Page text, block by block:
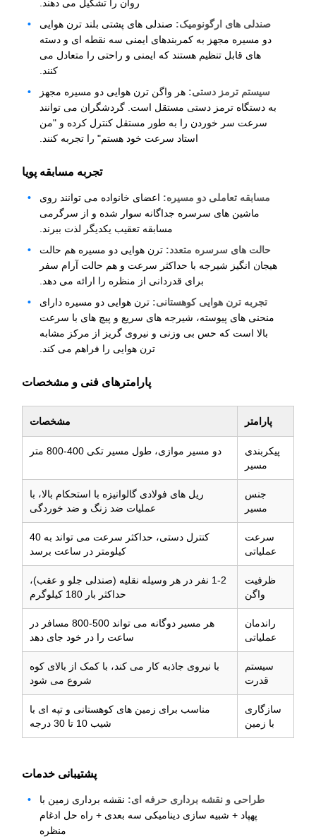
روان را تشکیل می دهند.
صندلی های ارگونومیک: صندلی های پشتی بلند ترن هوایی
دو مسیره مجهز به کمربندهای ایمنی سه نقطه ای و دسته
های قابل تنظیم هستند که ایمنی و راحتی را متعادل می
کنند.
سیستم ترمز دستی: هر واگن ترن هوایی دو مسیره مجهز
به دستگاه ترمز دستی مستقل است. گردشگران می توانند
سرعت سر خوردن را به طور مستقل کنترل کرده و "من
استاد سرعت خود هستم" را تجربه کنند.
تجربه مسابقه پویا
مسابقه تعاملی دو مسیره: اعضای خانواده می توانند روی
ماشین های سرسره جداگانه سوار شده و از سرگرمی
مسابقه تعقیب یکدیگر لذت ببرند.
حالت های سرسره متعدد: ترن هوایی دو مسیره هم حالت
هیجان انگیز شیرجه با حداکثر سرعت و هم حالت آرام سفر
برای قدردانی از منظره را ارائه می دهد.
تجربه ترن هوایی کوهستانی: ترن هوایی دو مسیره دارای
منحنی های پیوسته، شیرجه های سریع و پیچ های با سرعت
بالا است که حس بی وزنی و نیروی گریز از مرکز مشابه
ترن هوایی را فراهم می کند.
پارامترهای فنی و مشخصات
پارامتر مشخصات
پیکربندی
مسیر
دو مسیر موازی، طول مسیر تکی 400-800 متر
جنس
مسیر
ریل های فولادی گالوانیزه با استحکام بالا، با
عملیات ضد زنگ و ضد خوردگی
سرعت
عملیاتی
کنترل دستی، حداکثر سرعت می تواند به 40
کیلومتر در ساعت برسد
ظرفیت
واگن
1-2 نفر در هر وسیله نقلیه (صندلی جلو و عقب)،
حداکثر بار 180 کیلوگرم
راندمان
عملیاتی
هر مسیر دوگانه می تواند 500-800 مسافر در
ساعت را در خود جای دهد
سیستم
قدرت
با نیروی جاذبه کار می کند، با کمک از بالای کوه
شروع می شود
سازگاری
با زمین
مناسب برای زمین های کوهستانی و تپه ای با
شیب 10 تا 30 درجه
پشتیبانی خدمات
طراحی و نقشه برداری حرفه ای: نقشه برداری زمین با
پهپاد + شبیه سازی دینامیکی سه بعدی + راه حل ادغام
منظره